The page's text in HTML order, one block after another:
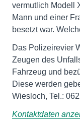
vermutlich Modell
Mann und einer
besetzt war.
Das Polizeirevier
Zeugen des
Fahrzeug und
Diese werden
Wiesloch, Tel.:
Kontaktdaten